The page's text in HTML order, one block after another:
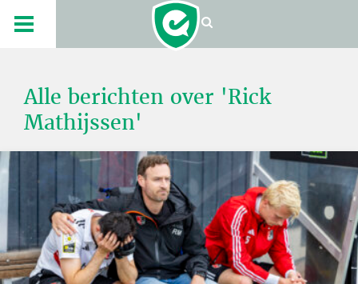
Alle berichten over 'Rick
Mathijssen'